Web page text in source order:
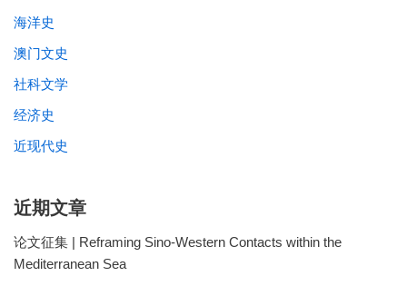
海洋史
澳门文史
社科文学
经济史
近现代史
近期文章
论文征集 | Reframing Sino-Western Contacts within the
Mediterranean Sea